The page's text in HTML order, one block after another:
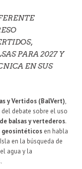
PARA 2027 Y
EN SUS
y Vertidos (BalVert),
debate sobre el uso
balsas y vertederos.
geosintéticos en habla
en la búsqueda de
agua y la